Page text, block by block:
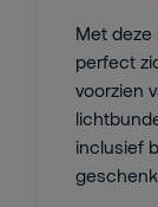
Met deze
perfect
voorzien
inclusief